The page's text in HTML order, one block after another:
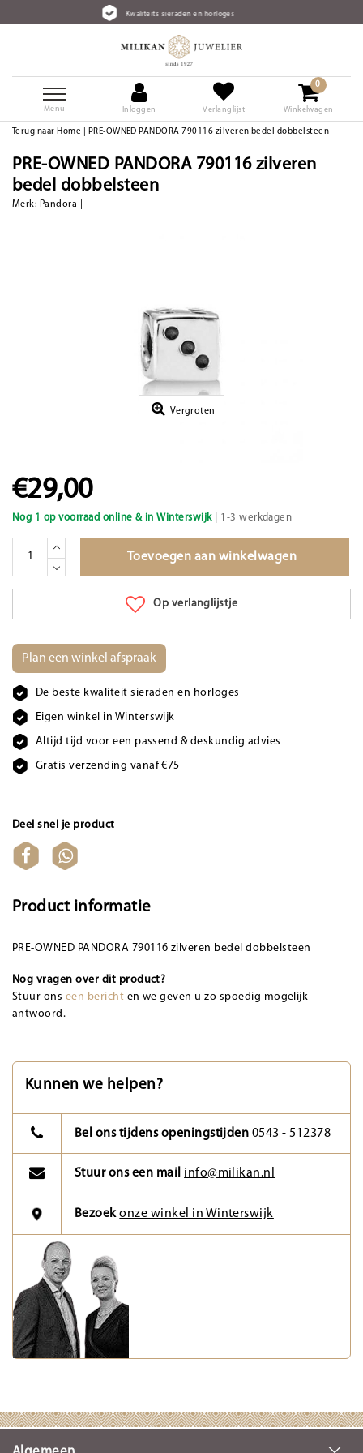
Kwaliteits sieraden en horloges
Menu Inloggen Verlanglijst
0
Winkelwagen
Terug naar Home PRE-OWNED PANDORA 790116 zilveren bedel dobbelsteen
PRE-OWNED PANDORA 790116 zilveren
bedel dobbelsteen
Merk: Pandora
Vergroten
€29,00
Nog 1 op voorraad online & in Winterswijk| 1-3 werkdagen
Toevoegen aan winkelwagen
Op verlanglijstje
Plan een winkel afspraak
De beste kwaliteit sieraden en horloges
Eigen winkel in Winterswijk
Altijd tijd voor een passend & deskundig advies
Gratis verzending vanaf €75
Deel snel je product
Product informatie
PRE-OWNED PANDORA 790116 zilveren bedel dobbelsteen
Nog vragen over dit product?
Stuur ons een bericht en we geven u zo spoedig mogelijk
antwoord.
Kunnen we helpen?
Bel ons tijdens openingstijden 0543 - 512378
Stuur ons een mail info@milikan.nl
Bezoekonze winkel in Winterswijk